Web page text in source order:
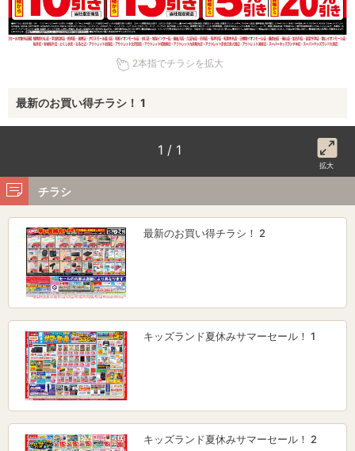
2本指でチラシを拡大
最新のお買い得チラシ！ 1
1 / 1
拡大
チラシ
最新のお買い得チラシ！ 2
キッズランド夏休みサマーセール！ 1
キッズランド夏休みサマーセール！ 2